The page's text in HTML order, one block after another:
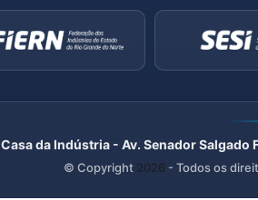
Casa da Indústria - Av. Senador
© Copyright 2026 - Todos os